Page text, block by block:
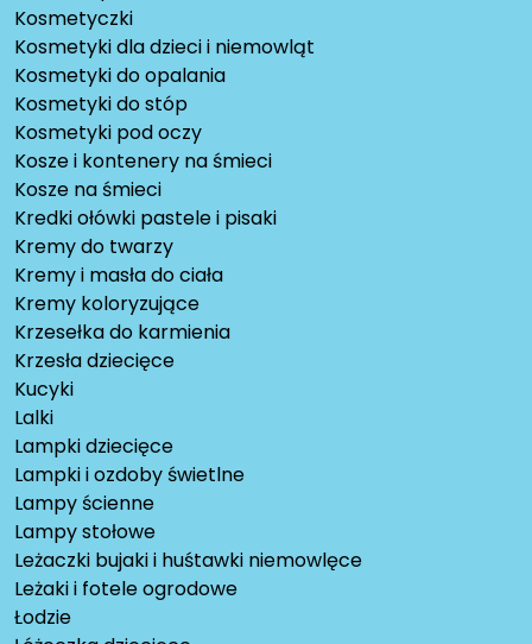
Kosmetyczki
Kosmetyki dla dzieci i niemowląt
Kosmetyki do opalania
Kosmetyki do stóp
Kosmetyki pod oczy
Kosze i kontenery na śmieci
Kosze na śmieci
Kredki ołówki pastele i pisaki
Kremy do twarzy
Kremy i masła do ciała
Kremy koloryzujące
Krzesełka do karmienia
Krzesła dziecięce
Kucyki
Lalki
Lampki dziecięce
Lampki i ozdoby świetlne
Lampy ścienne
Lampy stołowe
Leżaczki bujaki i huśtawki niemowlęce
Leżaki i fotele ogrodowe
Łodzie